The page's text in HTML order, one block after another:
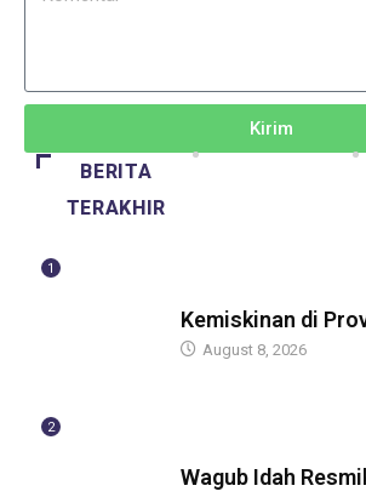
Kirim
BERITA
TERAKHIR
1
Kemiskinan di
August 8, 2026
2
Wagub Idah